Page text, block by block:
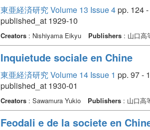
東亜経済研究 Volume 13 Issue 4pp. 124 -
published_at 1929-10
Creators: Nishiyama Eikyu Publishers: 山口高
Inquietude sociale en Chine
東亜経済研究 Volume 14 Issue 1 pp. 97 -
published_at 1930-01
Creators: Sawamura Yukio Publishers: 山口高
Feodali e de la societe en